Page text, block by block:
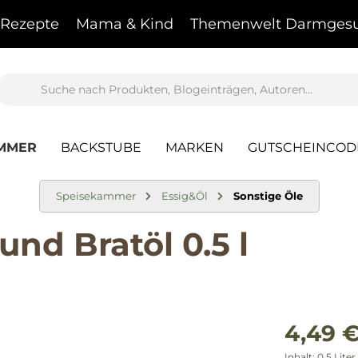
Rezepte Mama & Kind Themenwelt
BACKSTUBE MARKEN
Speisekammer Essig&Öl Sonstige Öle
Bratöl 0.5 l
4,49